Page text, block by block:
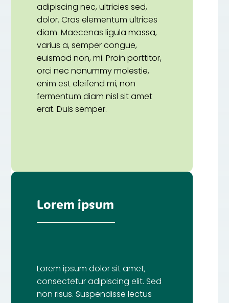
adipiscing nec, ultricies sed,
dolor. Cras elementum ultrices
diam. Maecenas ligula massa,
varius a, semper congue,
euismod non, mi. Proin porttitor,
orci nec nonummy molestie,
enim est eleifend mi, non
fermentum diam nisl sit amet
erat. Duis semper.
Lorem ipsum
Lorem ipsum dolor sit amet,
consectetur adipiscing elit. Sed
non risus. Suspendisse lectus